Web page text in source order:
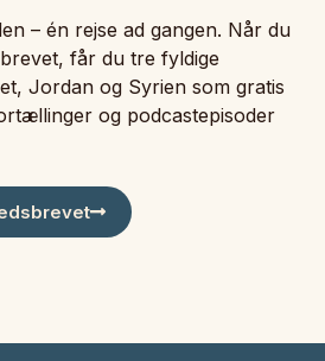
– én rejse ad gangen. Når du
får du tre fyldige
Jordan og Syrien som gratis
og podcastepisoder